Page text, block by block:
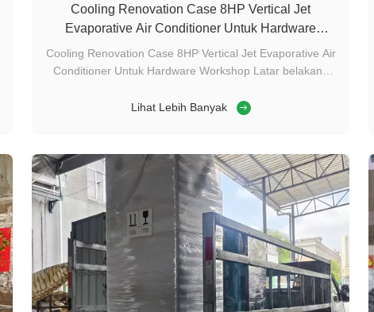
Cooling Renovation Case 8HP Vertical Jet
Evaporative Air Conditioner Untuk Hardware
Workshop
Cooling Renovation Case 8HP Vertical Jet Evaporative Air
Conditioner Untuk Hardware Workshop Latar belakang
dengan bengkel baja setinggi 2.600m2 menghadapi suhu
Lihat Lebih Banyak